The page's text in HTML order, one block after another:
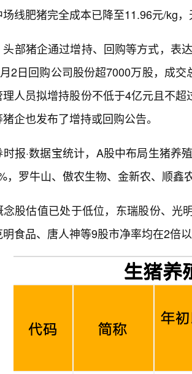
线肥猪完全成本已降至11.96元/kg
头部猪企通过增持、回购等方式，表
2日回购公司股份超7000万股，成
人员拟增持股份不低于4亿元且不
企也发布了增持或回购公告。
报·数据宝统计，A股中布局生猪养
，罗牛山、傲农生物、金新农、顺鑫
念股估值已处于低位，东瑞股份、光
食品、唐人神等9股市净率均在2倍